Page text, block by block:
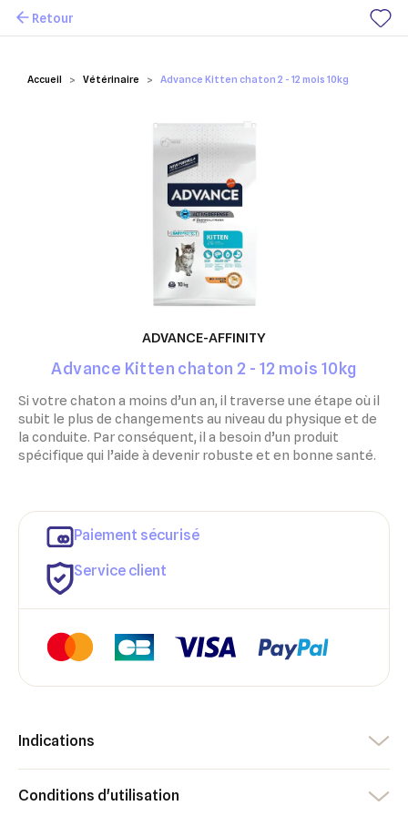
Mes favoris
Accueil Vétérinaire Advance Kitten chaton 2 - 12 mois 10kg
Retour
ADVANCE-AFFINITY
Advance Kitten chaton 2 - 12 mois 10kg
Si votre chaton a moins d’un an, il traverse une étape où il
subit le plus de changements au niveau du physique et de
la conduite. Par conséquent, il a besoin d’un produit
spécifique qui l’aide à devenir robuste et en bonne santé.
Paiement sécurisé
Service client
Indications
Conditions d'utilisation
Créer une liste d'envies ×
Connexion ×